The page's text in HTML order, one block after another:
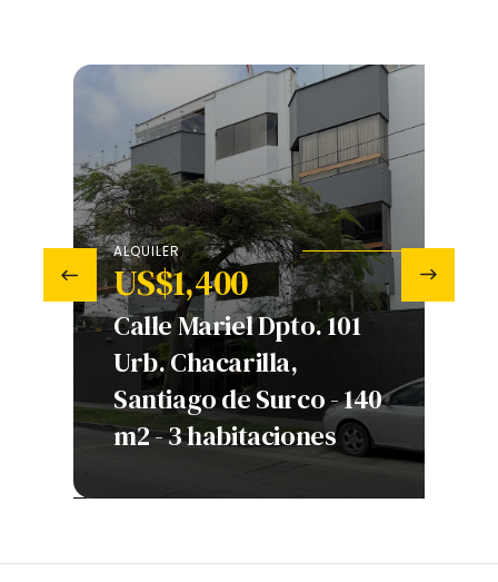
ALQUILER
US$1,400
Calle Mariel Dpto. 101
Urb. Chacarilla,
Santiago de Surco - 140
m2 - 3 habitaciones